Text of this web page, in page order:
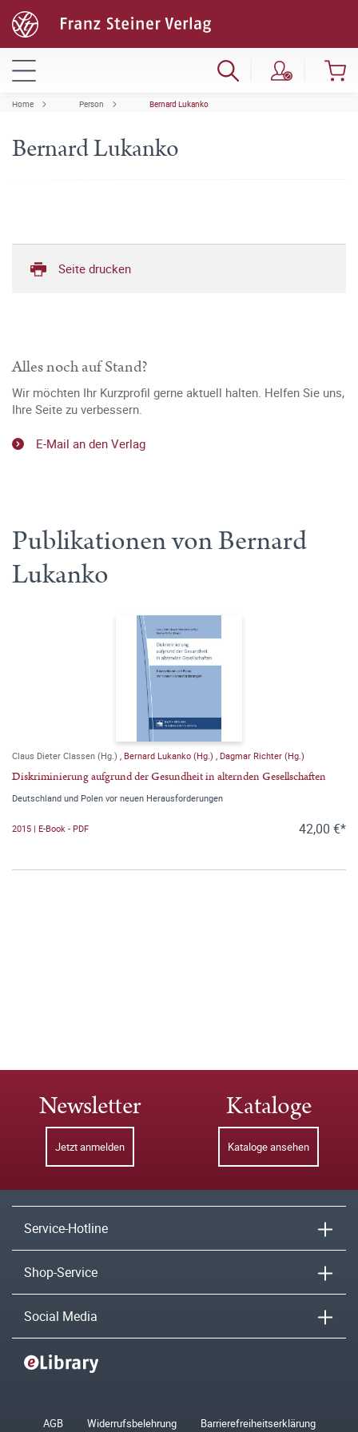
Home Person Bernard Lukanko
Bernard Lukanko
Seite drucken
Alles noch auf Stand?
Wir möchten Ihr Kurzprofil gerne aktuell halten. Helfen Sie uns,
Ihre Seite zu verbessern.
E-Mail an den Verlag
Publikationen von Bernard
Lukanko
Claus Dieter Classen (Hg.) Bernard Lukanko (Hg.) Dagmar Richter (Hg.)
Diskriminierung aufgrund der Gesundheit in alternden Gesellschaften
Deutschland und Polen vor neuen Herausforderungen
2015 | E-Book - PDF 42,00 €*
Newsletter
Jetzt anmelden
Kataloge
Kataloge ansehen
Service-Hotline
Shop-Service
Social Media
AGB Widerrufsbelehrung
Barrierefreiheitserklärung